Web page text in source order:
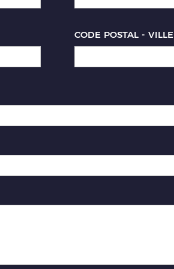
CODE POSTAL - VILLE